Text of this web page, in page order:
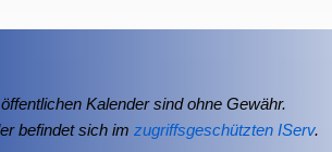
Kalender sind ohne Gewähr.
befindet sich im zugriffsgeschützten IServ.